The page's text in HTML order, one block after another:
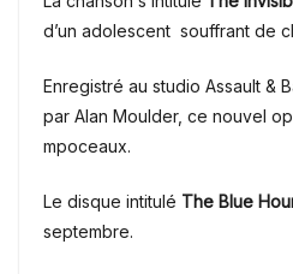
d’un adolescent souffrant de
Enregistré au studio Assault &
par Alan Moulder, ce nouvel
mpoceaux.
Le disque intitulé The Blue
septembre.